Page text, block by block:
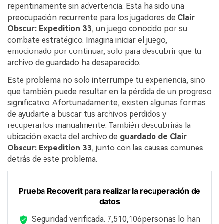
repentinamente sin advertencia. Esta ha sido una
preocupación recurrente para los jugadores de Clair
Obscur: Expedition 33, un juego conocido por su
combate estratégico. Imagina iniciar el juego,
emocionado por continuar, solo para descubrir que tu
archivo de guardado ha desaparecido.
Este problema no solo interrumpe tu experiencia, sino
que también puede resultar en la pérdida de un progreso
significativo. Afortunadamente, existen algunas formas
de ayudarte a buscar tus archivos perdidos y
recuperarlos manualmente. También descubrirás la
ubicación exacta del archivo de guardado de Clair
Obscur: Expedition 33, junto con las causas comunes
detrás de este problema.
Prueba Recoverit para realizar la recuperación de
datos
Seguridad verificada. 7,510,113personas lo han